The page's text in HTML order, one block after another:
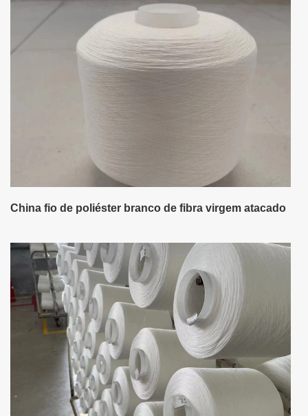
China fio de poliéster branco de fibra virgem atacado